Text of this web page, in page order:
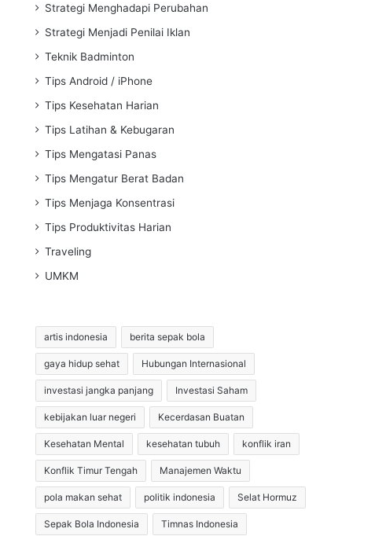
Strategi Menghadapi Perubahan
Strategi Menjadi Penilai Iklan
Teknik Badminton
Tips Android / iPhone
Tips Kesehatan Harian
Tips Latihan & Kebugaran
Tips Mengatasi Panas
Tips Mengatur Berat Badan
Tips Menjaga Konsentrasi
Tips Produktivitas Harian
Traveling
UMKM
artis indonesia berita sepak bola
gaya hidup sehat Hubungan Internasional
investasi jangka panjang Investasi Saham
kebijakan luar negeri Kecerdasan Buatan
Kesehatan Mental kesehatan tubuh konflik iran
Konflik Timur Tengah Manajemen Waktu
pola makan sehat politik indonesia Selat Hormuz
Sepak Bola Indonesia Timnas Indonesia